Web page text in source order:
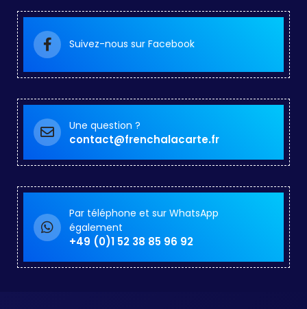
Suivez-nous sur Facebook
Une question ?
contact@frenchalacarte.fr
Par téléphone et sur WhatsApp
également
+49 (0)1 52 38 85 96 92